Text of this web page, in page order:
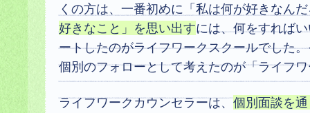
くの方は、一番初めに「私は何が好きなん
好きなこと」を思い出すには、何をすれば
ートしたのがライフワークスクールでした
個別のフォローとして考えたのが「ライフ
ライフワークカウンセラーは、個別面談を